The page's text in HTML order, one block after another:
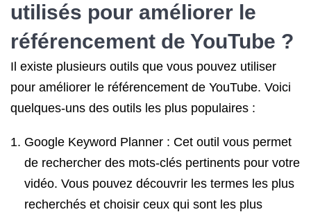
utilisés pour améliorer le
référencement de YouTube ?
Il existe plusieurs outils que vous pouvez utiliser
pour améliorer le référencement de YouTube. Voici
quelques-uns des outils les plus populaires :
Google Keyword Planner : Cet outil vous permet
de rechercher des mots-clés pertinents pour votre
vidéo. Vous pouvez découvrir les termes les plus
recherchés et choisir ceux qui sont les plus